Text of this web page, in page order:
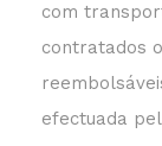
com
contratados
efectuada